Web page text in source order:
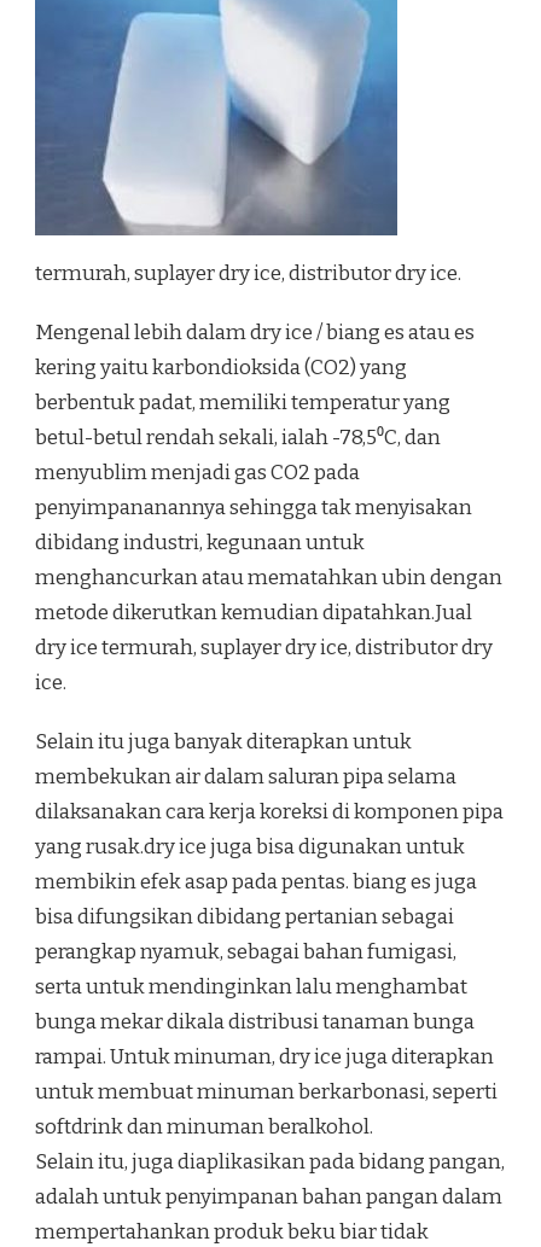
termurah, suplayer dry ice, distributor dry ice.
Mengenal lebih dalam dry ice / biang es atau es
kering yaitu karbondioksida (CO2) yang
berbentuk padat, memiliki temperatur yang
betul-betul rendah sekali, ialah -78,5⁰C, dan
menyublim menjadi gas CO2 pada
penyimpananannya sehingga tak menyisakan
dibidang industri, kegunaan untuk
menghancurkan atau mematahkan ubin dengan
metode dikerutkan kemudian dipatahkan.Jual
dry ice termurah, suplayer dry ice, distributor dry
ice.
Selain itu juga banyak diterapkan untuk
membekukan air dalam saluran pipa selama
dilaksanakan cara kerja koreksi di komponen pipa
yang rusak.dry ice juga bisa digunakan untuk
membikin efek asap pada pentas. biang es juga
bisa difungsikan dibidang pertanian sebagai
perangkap nyamuk, sebagai bahan fumigasi,
serta untuk mendinginkan lalu menghambat
bunga mekar dikala distribusi tanaman bunga
rampai. Untuk minuman, dry ice juga diterapkan
untuk membuat minuman berkarbonasi, seperti
softdrink dan minuman beralkohol.
Selain itu, juga diaplikasikan pada bidang pangan,
adalah untuk penyimpanan bahan pangan dalam
mempertahankan produk beku biar tidak